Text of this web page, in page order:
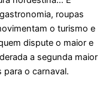
roupas
o turismo e
dispute o maior e
a segunda maior
o carnaval.